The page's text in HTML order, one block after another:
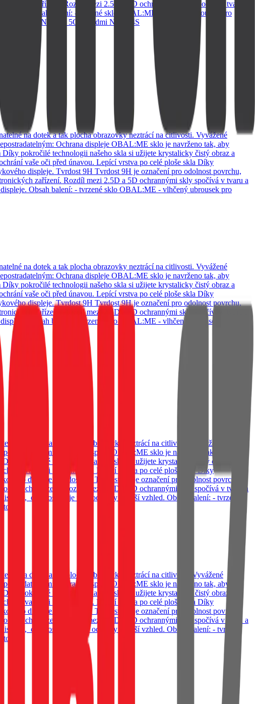
zařízení. Rozdíl mezi 2.5D a 5D ochrannými skly spočívá v tvaru a
Obsah balení: - tvrzené sklo OBAL:ME - vlhčený ubrousek pro
Redmi Note 14 5G a Redmi Note 14S
na dotek a tak plocha obrazovky neztrácí na citlivosti. Vyvážené
Ochrana displeje OBAL:ME sklo je navrženo tak, aby
pokročilé technologii našeho skla si užijete krystalicky čistý obraz a
vaše oči před únavou. Lepící vrstva po celé ploše skla Díky
displeje. Tvrdost 9H Tvrdost 9H je označení pro odolnost povrchu,
zařízení. Rozdíl mezi 2.5D a 5D ochrannými skly spočívá v tvaru a
Obsah balení: - tvrzené sklo OBAL:ME - vlhčený ubrousek pro
na dotek a tak plocha obrazovky neztrácí na citlivosti. Vyvážené
Ochrana displeje OBAL:ME sklo je navrženo tak, aby
pokročilé technologii našeho skla si užijete krystalicky čistý obraz a
vaše oči před únavou. Lepící vrstva po celé ploše skla Díky
displeje. Tvrdost 9H Tvrdost 9H je označení pro odolnost povrchu,
zařízení. Rozdíl mezi 2.5D a 5D ochrannými skly spočívá v tvaru a
Obsah balení: - tvrzené sklo OBAL:ME - vlhčený ubrousek pro
na dotek a tak plocha obrazovky neztrácí na citlivosti. Vyvážené
Ochrana displeje OBAL:ME sklo je navrženo tak, aby
pokročilé technologii našeho skla si užijete krystalicky čistý obraz a
vaše oči před únavou. Lepící vrstva po celé ploše skla Díky
displeje. Tvrdost 9H Tvrdost 9H je označení pro odolnost povrchu,
zařízení. Rozdíl mezi 2.5D a 5D ochrannými skly spočívá v tvaru a
což poskytuje více ochrany a lepší vzhled. Obsah balení: - tvrzené
na dotek a tak plocha obrazovky neztrácí na citlivosti. Vyvážené
Ochrana displeje OBAL:ME sklo je navrženo tak, aby
pokročilé technologii našeho skla si užijete krystalicky čistý obraz a
vaše oči před únavou. Lepící vrstva po celé ploše skla Díky
displeje. Tvrdost 9H Tvrdost 9H je označení pro odolnost povrchu,
zařízení. Rozdíl mezi 2.5D a 5D ochrannými skly spočívá v tvaru a
což poskytuje více ochrany a lepší vzhled. Obsah balení: - tvrzené